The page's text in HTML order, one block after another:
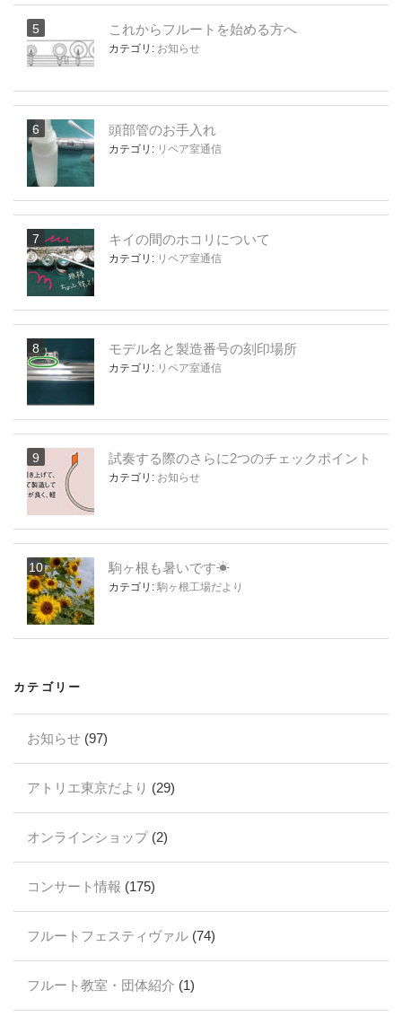
これからフルートを始める方へ
カテゴリ: お知らせ
頭部管のお手入れ
カテゴリ: リペア室通信
キイの間のホコリについて
カテゴリ: リペア室通信
モデル名と製造番号の刻印場所
カテゴリ: リペア室通信
試奏する際のさらに2つのチェックポイント
カテゴリ: お知らせ
駒ヶ根も暑いです☀
カテゴリ: 駒ヶ根工場だより
カテゴリー
お知らせ (97)
アトリエ東京だより (29)
オンラインショップ(2)
コンサート情報 (175)
フルートフェスティヴァル (74)
フルート教室・団体紹介 (1)